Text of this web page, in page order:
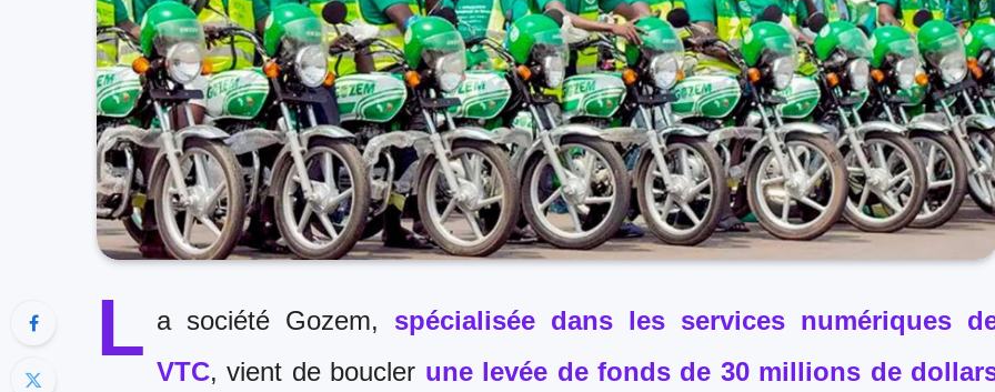
L a société Gozem, spécialisée dans les services numériques
VTC, vient de boucler une levée de fonds de 30 millions de